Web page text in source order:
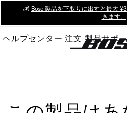
Main
💰 Bose 製品を下取りに出すと最大
きます。
ヘルプセンター 注文 製品サポ